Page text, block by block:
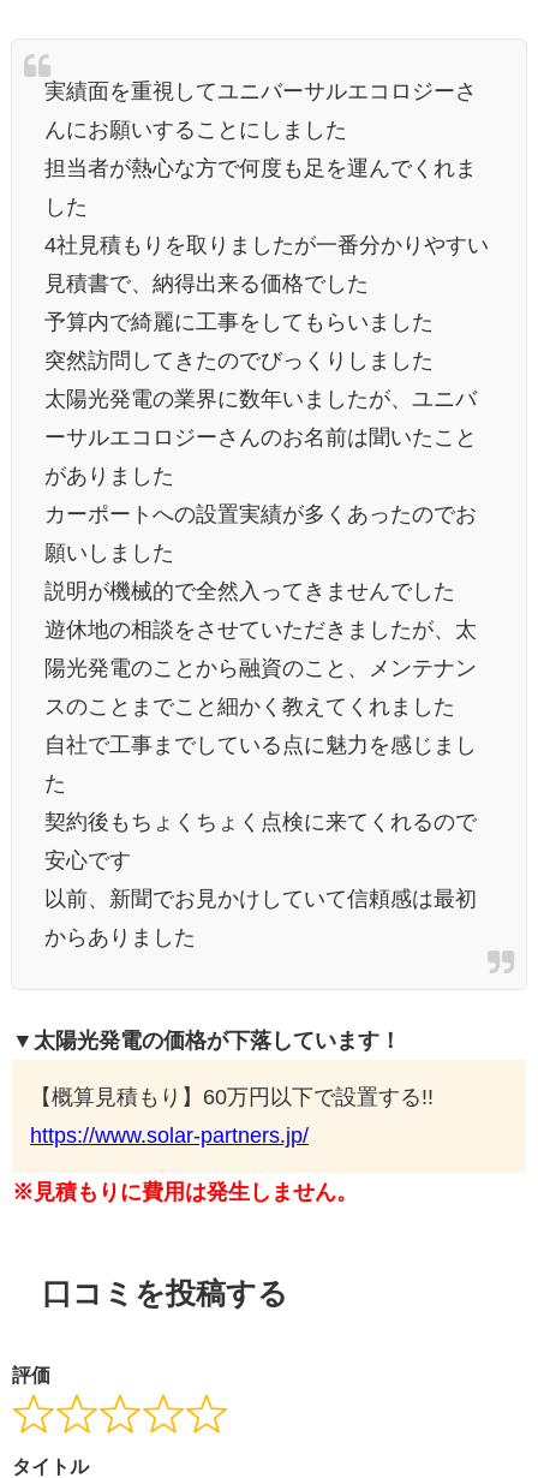
実績面を重視してユニバーサルエコロジーさ
んにお願いすることにしました
担当者が熱心な方で何度も足を運んでくれま
した
4社見積もりを取りましたが一番分かりやすい
見積書で、納得出来る価格でした
予算内で綺麗に工事をしてもらいました
突然訪問してきたのでびっくりしました
太陽光発電の業界に数年いましたが、ユニバ
ーサルエコロジーさんのお名前は聞いたこと
がありました
カーポートへの設置実績が多くあったのでお
願いしました
説明が機械的で全然入ってきませんでした
遊休地の相談をさせていただきましたが、太
陽光発電のことから融資のこと、メンテナン
スのことまでこと細かく教えてくれました
自社で工事までしている点に魅力を感じまし
た
契約後もちょくちょく点検に来てくれるので
安心です
以前、新聞でお見かけしていて信頼感は最初
からありました
▼太陽光発電の価格が下落しています！
【概算見積もり】60万円以下で設置する!!
https://www.solar-partners.jp/
※見積もりに費用は発生しません。
口コミを投稿する
評価
タイトル